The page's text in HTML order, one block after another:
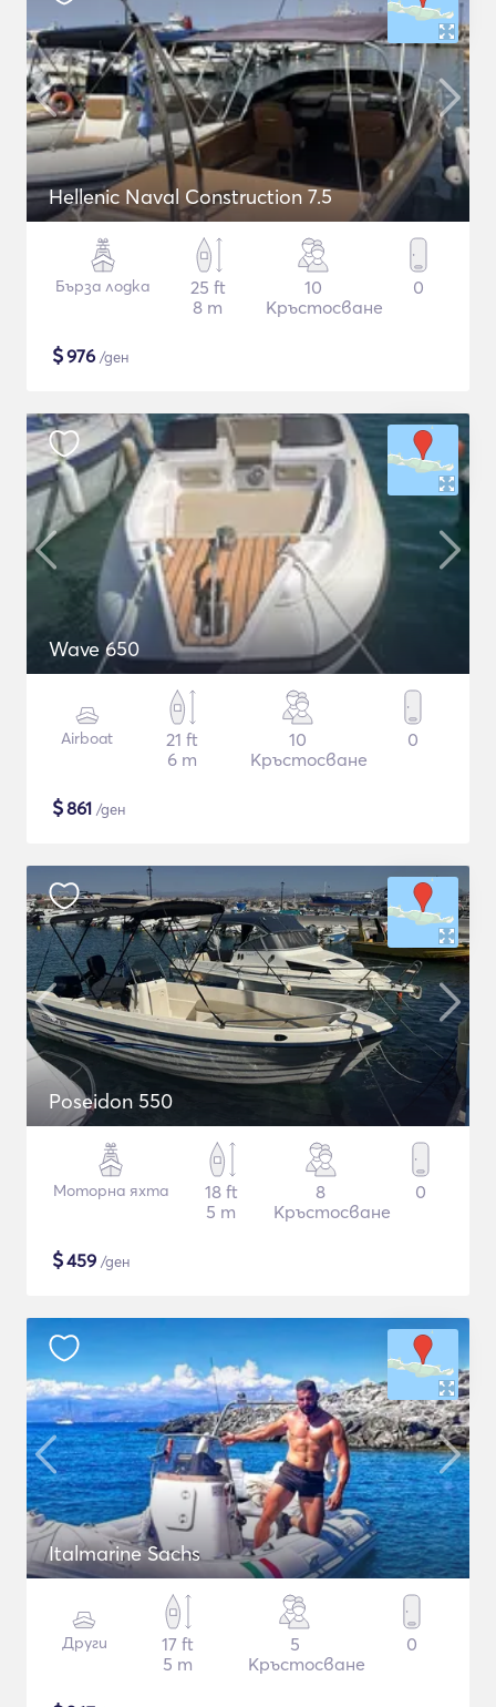
Hellenic Naval Construction 7.5
Бърза лодка
25 ft
8 m
10
Кръстосване
0
$976 /ден
Wave 650
Airboat
21 ft
6 m
10
Кръстосване
0
$861 /ден
Poseidon 550
Моторна яхта
18 ft
5 m
8
Кръстосване
0
$459 /ден
Italmarine Sachs
Други
17 ft
5 m
5
Кръстосване
0